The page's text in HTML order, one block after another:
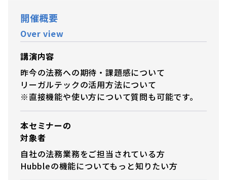
開催概要
Over view
講演内容
昨今の法務への期待・課題感について
リーガルテックの活用方法について
※直接機能や使い方について質問も可能です。
本セミナーの
対象者
自社の法務業務をご担当されている方
Hubbleの機能についてもっと知りたい方